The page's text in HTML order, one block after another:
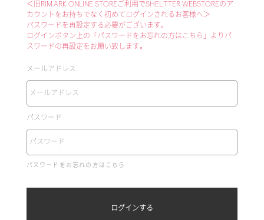
＜旧RIM.ARK ONLINE STOREご利用でSHEL'TTER WEBSTOREのア
カウントをお持ちでなく初めてログインされるお客様へ＞
パスワードを再設定する必要がございます。
ログインボタン上の「パスワードをお忘れの方はこちら」よりパ
スワードの再設定をお願い致します。
メールアドレス
パスワード
パスワードをお忘れの方はこちら